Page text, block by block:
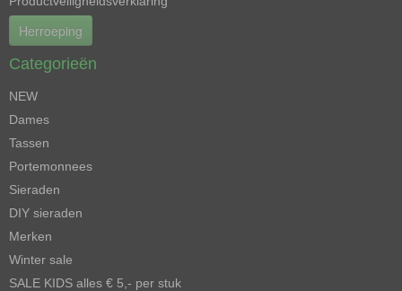
Herroeping
Categorieën
NEW
Dames
Tassen
Portemonnees
Sieraden
DIY sieraden
Merken
Winter sale
SALE KIDS alles € 5,- per stuk